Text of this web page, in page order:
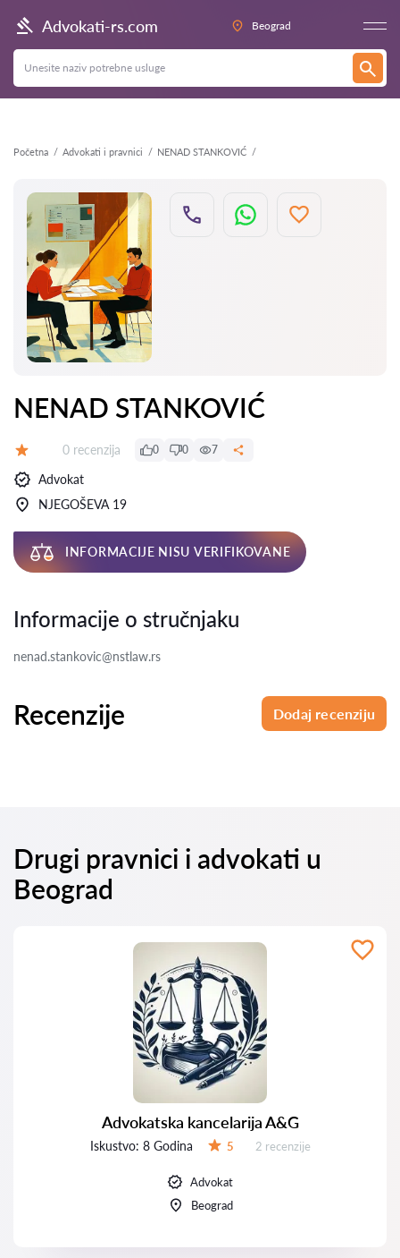
Advokati-rs.com Beograd
Početna Advokati i pravnici NENAD STANKOVIĆ
Nazad
NENAD STANKOVIĆ
Recenzija:
0 recenzija 0 0 7
Advokat
NJEGOŠEVA 19
INFORMACIJE NISU VERIFIKOVANE
Informacije o stručnjaku
nenad.stankovic@nstlaw.rs
Recenzije Dodaj recenziju
Drugi pravnici i advokati u
Beograd
Advokatska kancelarija A&G
Iskustvo: 8 Godina 5 Recenzija:
2 recenzije
Advokat
Beograd